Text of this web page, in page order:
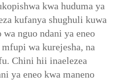
kwa huduma ya
kufanya shughuli kuwa
nguo ndani ya eneo
wa kurejesha, na
Chini hii inaelezea
ya eneo kwa maneno